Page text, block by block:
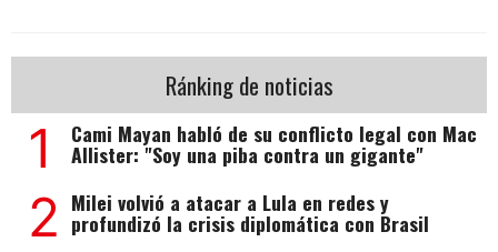
Ránking de noticias
1 Cami Mayan habló de su conflicto legal con Mac
Allister: "Soy una piba contra un gigante"
2 Milei volvió a atacar a Lula en redes y
profundizó la crisis diplomática con Brasil